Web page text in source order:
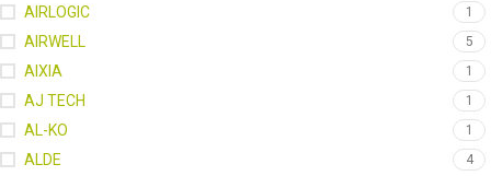
AIRLOGIC 1
AIRWELL 5
AIXIA 1
AJ TECH 1
AL-KO 1
ALDE 4